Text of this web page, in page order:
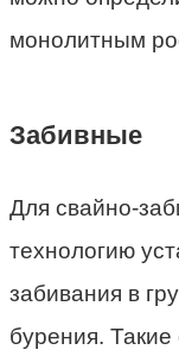
монолитным
Забивные
Для свайно-
технологию
забивания в
бурения.